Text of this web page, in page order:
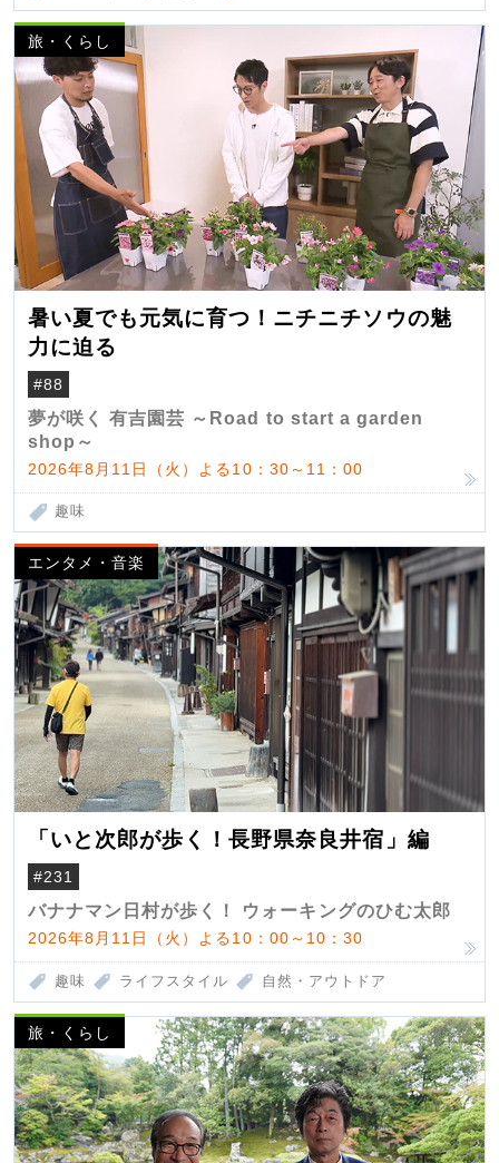
旅・くらし
暑い夏でも元気に育つ！ニチニチソウの魅
力に迫る
#88
夢が咲く 有吉園芸 ～Road to start a garden
shop～
2026年8月11日（火）よる10：30～11：00
趣味
エンタメ・音楽
「いと次郎が歩く！長野県奈良井宿」編
#231
バナナマン日村が歩く！ ウォーキングのひむ太郎
2026年8月11日（火）よる10：00～10：30
趣味 ライフスタイル 自然・アウトドア
旅・くらし